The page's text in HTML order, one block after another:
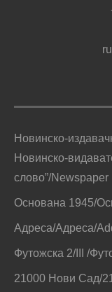
Новинско-
Новинско-
слово”/
Основана 1945/
Адреса/Адреса/
Футожска 2/III /
21000 Нови Сад/